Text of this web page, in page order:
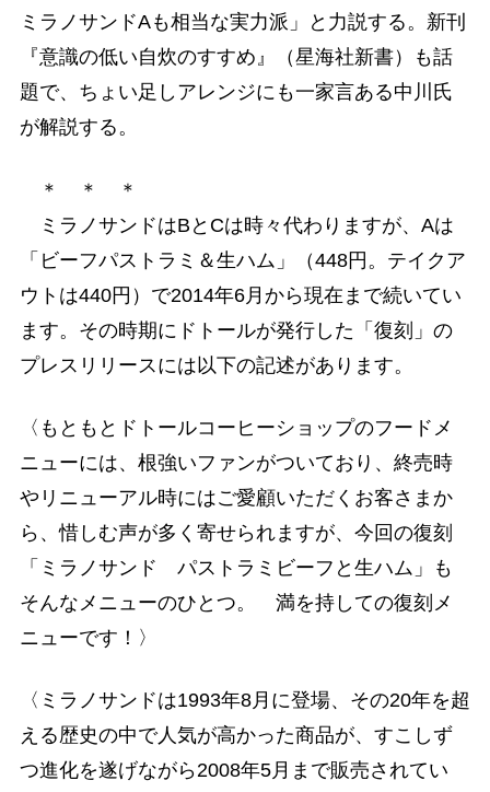
ミラノサンドAも相当な実力派」と力説する。新刊
『意識の低い自炊のすすめ』（星海社新書）も話
題で、ちょい足しアレンジにも一家言ある中川氏
が解説する。
＊ ＊ ＊
ミラノサンドはBとCは時々代わりますが、Aは
「ビーフパストラミ＆生ハム」（448円。テイクア
ウトは440円）で2014年6月から現在まで続いてい
ます。その時期にドトールが発行した「復刻」の
プレスリリースには以下の記述があります。
〈もともとドトールコーヒーショップのフードメ
ニューには、根強いファンがついており、終売時
やリニューアル時にはご愛顧いただくお客さまか
ら、惜しむ声が多く寄せられますが、今回の復刻
「ミラノサンド パストラミビーフと生ハム」も
そんなメニューのひとつ。 満を持しての復刻メ
ニューです！〉
〈ミラノサンドは1993年8月に登場、その20年を超
える歴史の中で人気が高かった商品が、すこしず
つ進化を遂げながら2008年5月まで販売されてい